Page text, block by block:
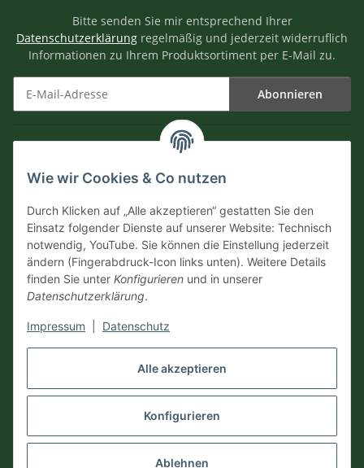
Alle akzeptieren
Konfigurieren
Ablehnen
Wie wir Cookies & Co nutzen
Durch Klicken auf „Alle akzeptieren“ gestatten Sie den
Einsatz folgender Dienste auf unserer Website: Technisch
notwendig, YouTube. Sie können die Einstellung jederzeit
ändern (Fingerabdruck-Icon links unten). Weitere Details
finden Sie unter Konfigurieren und in unserer
Datenschutzerklärung.
Impressum Datenschutz
Bitte senden Sie mir entsprechend Ihrer
Datenschutzerklärung regelmäßig und jederzeit widerruflich
Informationen zu Ihrem Produktsortiment per E-Mail zu.
Abonnieren
Zahlungsarten
Vertrag widerrufen
* Alle Preise inkl. gesetzlicher USt., zzgl.Versand